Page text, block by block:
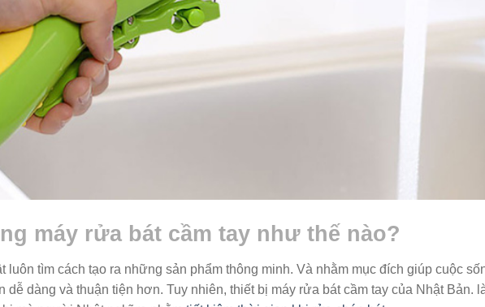
máy rửa bát cầm tay như thế nào?
tìm cách tạo ra những sản phẩm thông minh. Và nhằm mục đích giúp cuộc
dễ dàng và thuận tiện hơn. Tuy nhiên, thiết bị máy rửa bát cầm tay của Nhật Bản.